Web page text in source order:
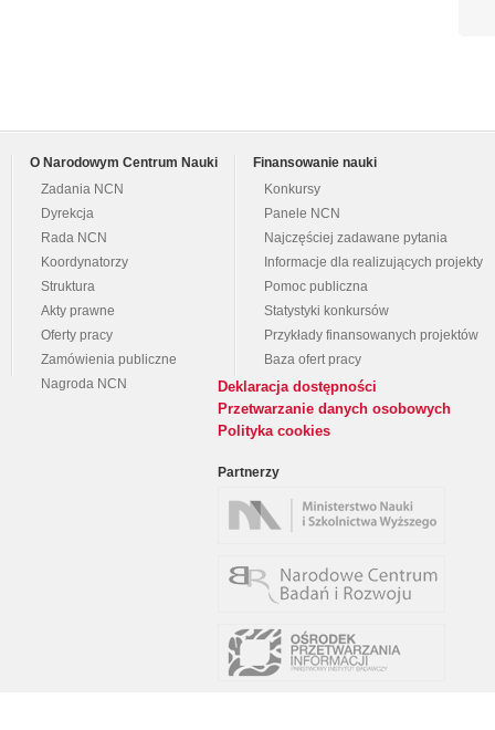
O Narodowym Centrum Nauki
Zadania NCN
Dyrekcja
Rada NCN
Koordynatorzy
Struktura
Akty prawne
Oferty pracy
Zamówienia publiczne
Nagroda NCN
Finansowanie nauki
Konkursy
Panele NCN
Najczęściej zadawane pytania
Informacje dla realizujących projekty
Pomoc publiczna
Statystyki konkursów
Przykłady finansowanych projektów
Baza ofert pracy
Deklaracja dostępności
Przetwarzanie danych osobowych
Polityka cookies
Partnerzy